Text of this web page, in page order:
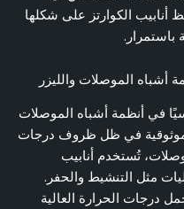
أنابيب الكوارتز على شكلها
باستمرار.
أشباه الموصلات والليزر
في أنظمة أشباه الموصلات
في ظل ظروف درجات
تُستخدم أنابيب
مثل التنشيط والحفر.
درجات الحرارة العالية